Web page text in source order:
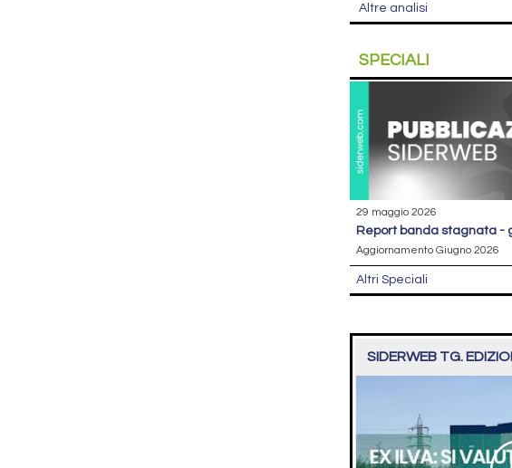
Altre analisi
SPECIALI
29 maggio 2026
report banda stagnata -
Aggiornamento Giugno 2026
Altri Speciali
SIDERWEB TG.